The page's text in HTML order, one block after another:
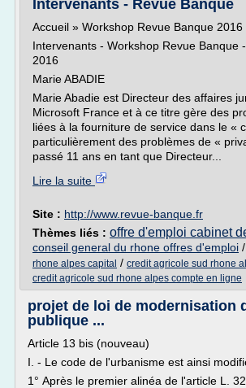
Intervenants - Revue Banque
Accueil » Workshop Revue Banque
Intervenants - Workshop Revue Banque
2016
Marie ABADIE
Marie Abadie est Directeur des affaires
Microsoft France et à ce titre gère des
liées à la fourniture de service dans le «
particulièrement des problèmes de «
passé 11 ans en tant que Directeur...
Lire la suite
Site : http://www.revue-banque.fr
Thèmes liés : offre d'emploi cabinet
conseil general du rhone offres d'emploi /
rhone alpes capital / credit agricole sud rhone
credit agricole sud rhone alpes compte en ligne
projet de loi de modernisation
publique ...
Article 13 bis (nouveau)
I. - Le code de l'urbanisme est ainsi
1° Après le premier alinéa de l'article L.